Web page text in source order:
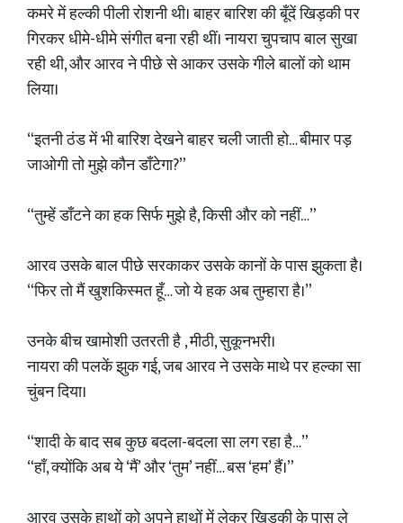
कमरे में हल्की पीली रोशनी थी। बाहर बारिश की बूँदें खिड़की पर
गिरकर धीमे-धीमे संगीत बना रही थीं। नायरा चुपचाप बाल सुखा
रही थी, और आरव ने पीछे से आकर उसके गीले बालों को थाम
लिया।
“इतनी ठंड में भी बारिश देखने बाहर चली जाती हो… बीमार पड़
जाओगी तो मुझे कौन डाँटेगा?”
“तुम्हें डाँटने का हक सिर्फ मुझे है, किसी और को नहीं…”
आरव उसके बाल पीछे सरकाकर उसके कानों के पास झुकता है।
“फिर तो मैं खुशकिस्मत हूँ… जो ये हक अब तुम्हारा है।”
उनके बीच खामोशी उतरती है , मीठी, सुकूनभरी।
नायरा की पलकें झुक गई, जब आरव ने उसके माथे पर हल्का सा
चुंबन दिया।
“शादी के बाद सब कुछ बदला-बदला सा लग रहा है…”
“हाँ, क्योंकि अब ये ‘मैं’ और ‘तुम’ नहीं… बस ‘हम’ हैं।”